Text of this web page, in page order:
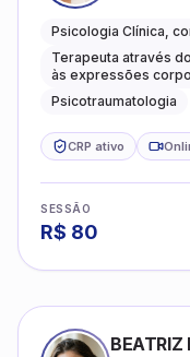
Psicologia Clínica,
Terapeuta através
às expressões
Psicotraumatologia
CRP ativo
SESSÃO
R$ 80
BEATRIZ